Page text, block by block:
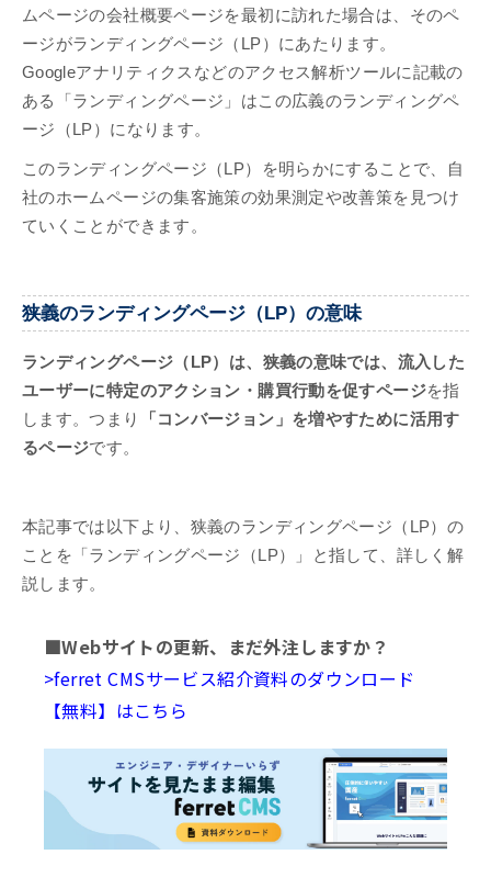
ムページの会社概要ページを最初に訪れた場合は、そのペ
ージがランディングページ（LP）にあたります。
Googleアナリティクスなどのアクセス解析ツールに記載の
ある「ランディングページ」はこの広義のランディングペ
ージ（LP）になります。
このランディングページ（LP）を明らかにすることで、自
社のホームページの集客施策の効果測定や改善策を見つけ
ていくことができます。
狭義のランディングページ（LP）の意味
ランディングページ（LP）は、狭義の意味では、流入した
ユーザーに特定のアクション・購買行動を促すページを指
します。つまり
「コンバージョン」を増やすために活用す
るページです。
本記事では以下より、狭義のランディングページ（LP）の
ことを「ランディングページ（LP）」と指して、詳しく解
説します。
■Webサイトの更新、まだ外注しますか？
>ferret CMSサービス紹介資料のダウンロード
【無料】はこちら